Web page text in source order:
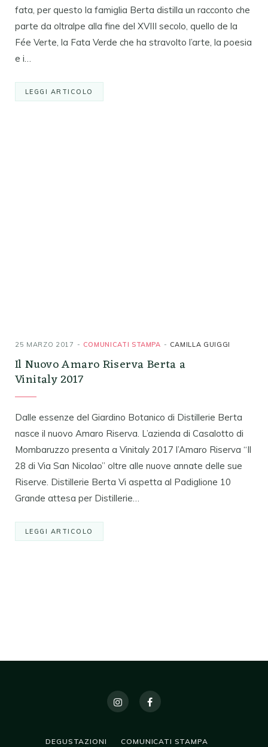
fata, per questo la famiglia Berta distilla un racconto che
parte da oltralpe alla fine del XVIII secolo, quello de la
Fée Verte, la Fata Verde che ha stravolto l’arte, la poesia
e i…
LEGGI ARTICOLO
25 MARZO 2017 COMUNICATI STAMPA CAMILLA GUIGGI
Il Nuovo Amaro Riserva Berta a
Vinitaly 2017
Dalle essenze del Giardino Botanico di Distillerie Berta
nasce il nuovo Amaro Riserva. L’azienda di Casalotto di
Mombaruzzo presenta a Vinitaly 2017 l’Amaro Riserva “Il
28 di Via San Nicolao” oltre alle nuove annate delle sue
Riserve. Distillerie Berta Vi aspetta al Padiglione 10
Grande attesa per Distillerie…
LEGGI ARTICOLO
DEGUSTAZIONI COMUNICATI STAMPA